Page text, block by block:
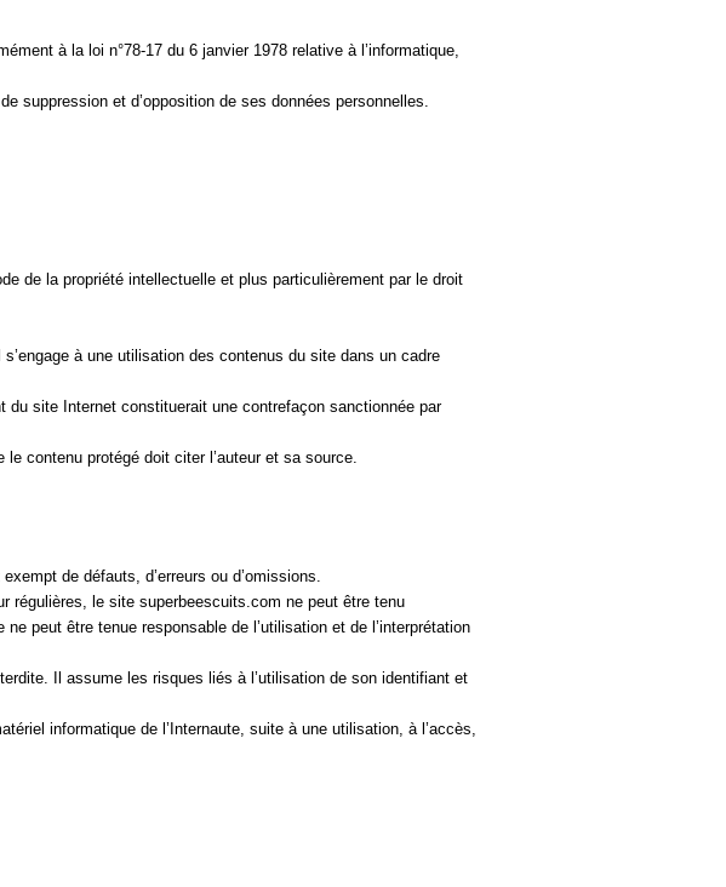
à la loi n°78-17 du 6 janvier 1978 relative à l’informatique,
suppression et d’opposition de ses données personnelles.
de la propriété intellectuelle et plus particulièrement par le droit
à une utilisation des contenus du site dans un cadre
du site Internet constituerait une contrefaçon sanctionnée par
le contenu protégé doit citer l’auteur et sa source.
de défauts, d’erreurs ou d’omissions.
régulières, le site superbeescuits.com ne peut être tenu
ne peut être tenue responsable de l’utilisation et de l’interprétation
Il assume les risques liés à l’utilisation de son identifiant et
informatique de l’Internaute, suite à une utilisation, à l’accès,